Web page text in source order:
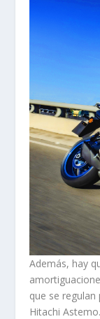
Además, hay
que se
Hitachi